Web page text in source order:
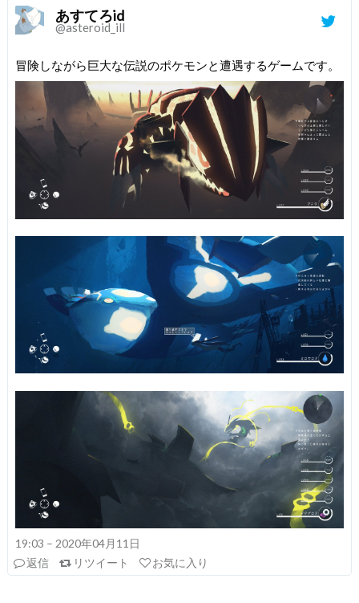
あすてろid
@asteroid_ill
冒険しながら巨大な伝説のポケモンと遭遇するゲームです。
19:03 – 2020年04月11日
返信
リツイート お気に入り